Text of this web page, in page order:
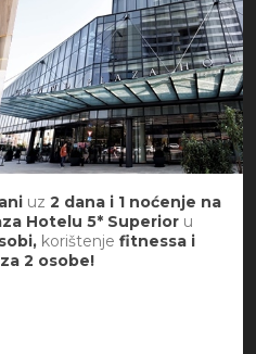
uz 2 dana i 1 noćenje na
Hotelu 5* Superior u
korištenje fitnessa i
2 osobe!